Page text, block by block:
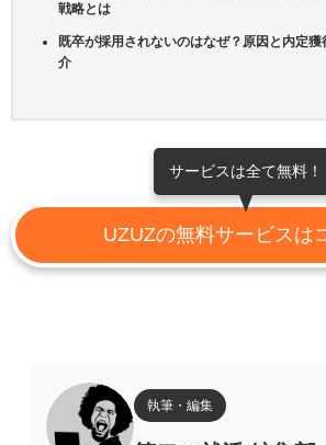
戦略とは
既卒が採用されないのはなぜ？原因と内定
介
サービスは全て無料！
UZUZの無料サービスは
執筆・編集